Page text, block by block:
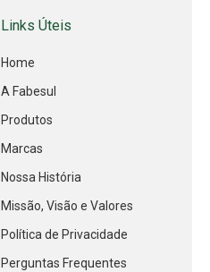
Links Úteis
Home
A Fabesul
Produtos
Marcas
Nossa História
Missão, Visão e Valores
Política de Privacidade
Perguntas Frequentes